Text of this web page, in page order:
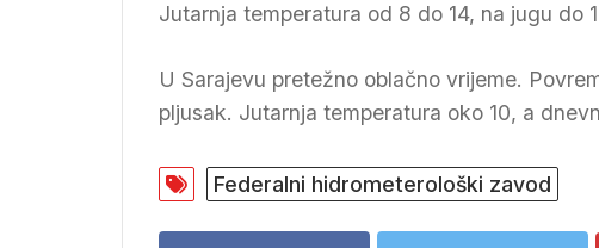
Jutarnja temperatura od 8 do 14, na jugu do
U Sarajevu pretežno oblačno vrijeme.
pljusak. Jutarnja temperatura oko 10, a
Federalni hidrometerološki zavod